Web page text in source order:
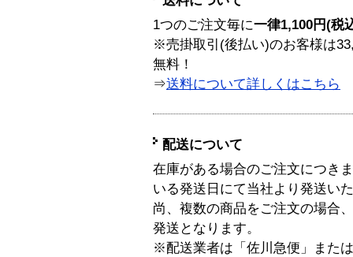
1つのご注文毎に一律1,100円(税
※売掛取引(後払い)のお客様は
無料！
⇒送料について詳しくはこちら
配送について
在庫がある場合のご注文につき
いる発送日にて当社より発送い
尚、複数の商品をご注文の場合
発送となります。
※配送業者は「佐川急便」また